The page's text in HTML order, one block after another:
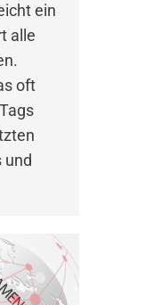
ein
alle
oft
und